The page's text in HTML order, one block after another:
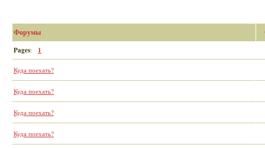
Форумы
Pages: 1
Куда поехать?
Куда поехать?
Куда поехать?
Куда поехать?